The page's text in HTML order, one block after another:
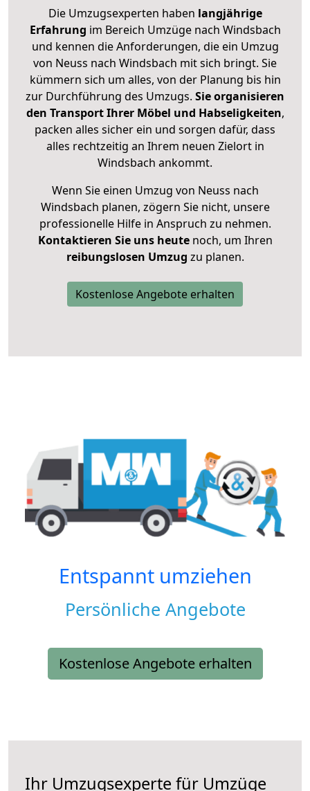
Die Umzugsexperten haben langjährige
Erfahrung im Bereich Umzüge nach Windsbach
und kennen die Anforderungen, die ein Umzug
von Neuss nach Windsbach mit sich bringt. Sie
kümmern sich um alles, von der Planung bis hin
zur Durchführung des Umzugs. Sie organisieren
den Transport Ihrer Möbel und Habseligkeiten,
packen alles sicher ein und sorgen dafür, dass
alles rechtzeitig an Ihrem neuen Zielort in
Windsbach ankommt.
Wenn Sie einen Umzug von Neuss nach
Windsbach planen, zögern Sie nicht, unsere
professionelle Hilfe in Anspruch zu nehmen.
Kontaktieren Sie uns heutenoch, um Ihren
reibungslosen Umzug zu planen.
Kostenlose Angebote erhalten
Entspannt umziehen
Persönliche Angebote
Kostenlose Angebote erhalten
Ihr Umzugsexperte für Umzüge